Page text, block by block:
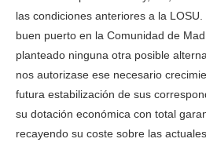
las condiciones anteriores a la
buen puerto en la Comunidad de
planteado ninguna otra posible
nos autorizase ese necesario
futura estabilización de sus
su dotación económica con total
recayendo su coste sobre las